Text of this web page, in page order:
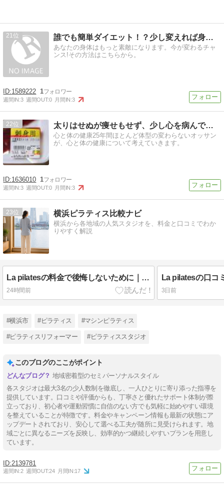
21 誰でも簡単ダイエット！？少し変えれば身体が変わる！
あなたの身体はもっと素敵になります。今が変わるチャ
ンス!その方法はこちらから。
1589222 1
週間IN:3 週間OUT:0 月間IN:3
22 太りはせぬが痩せもせず、少し心を病んでいる
心と体の健康25年間ほとんど体型の変わらないオッサン
が、心と体の健康について考えていきます。
1636010 1
週間IN:3 週間OUT:0 月間IN:3
23 横浜ピラティス比較ナビ
横浜から各地域の人気スタジオを、料金と口コミでわか
りやすく解説
La pilatesの料金で後悔しないために｜入会金0円の条件と解約ルール
24時間前 3日前
#横浜市 #ピラティス #マシンピラティス
#ピラティスリフォーマー #ピラティススタジオ
このブログのここがポイント
地域密着型のセミパーソナルスタイル
各スタジオは最大3名の少人数制を徹底し、一人ひとりに寄り添った指導を
提供しています。口コミや評価からも、丁寧さと優れたサポート体制が際
立っており、初心者や運動習慣に自信のない方でも気軽に始めやすい環境
を整えていることが特徴です。料金やキャンペーン情報も最新の状態にア
ップデートされており、安心して選べる工夫が随所に見受けられます。地
域ごとに異なるニーズを反映し、効率的かつ継続しやすいプランを用意し
ています。
2139781
週間IN:2 週間OUT:24 月間IN:17